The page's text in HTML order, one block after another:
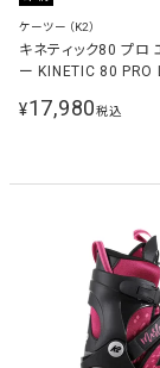
ケーツー（K2）
キネティック80 プロ
ー KINETIC 80 PRO
I210202301 BK_B
¥17,980税込